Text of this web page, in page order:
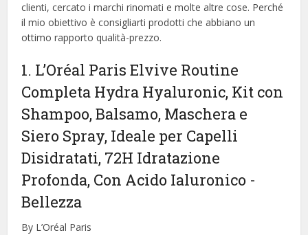
clienti, cercato i marchi rinomati e molte altre cose. Perché
il mio obiettivo è consigliarti prodotti che abbiano un
ottimo rapporto qualità-prezzo.
1. L’Oréal Paris Elvive Routine
Completa Hydra Hyaluronic, Kit con
Shampoo, Balsamo, Maschera e
Siero Spray, Ideale per Capelli
Disidratati, 72H Idratazione
Profonda, Con Acido Ialuronico -
Bellezza
By L’Oréal Paris